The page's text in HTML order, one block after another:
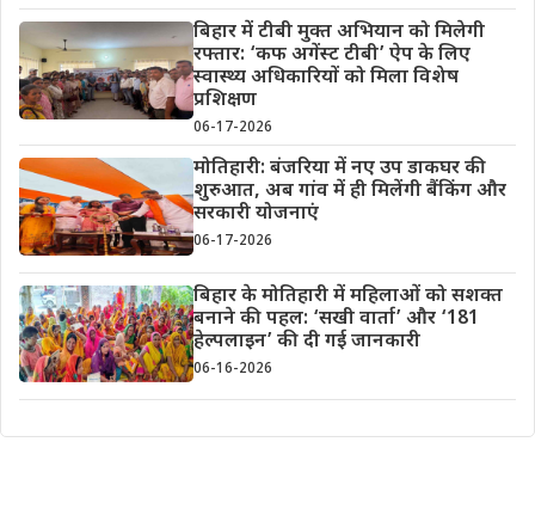
बिहार में टीबी मुक्त अभियान को मिलेगी
रफ्तार: ‘कफ अगेंस्ट टीबी’ ऐप के लिए
स्वास्थ्य अधिकारियों को मिला विशेष
प्रशिक्षण
06-17-2026
मोतिहारी: बंजरिया में नए उप डाकघर की
शुरुआत, अब गांव में ही मिलेंगी बैंकिंग और
सरकारी योजनाएं
06-17-2026
बिहार के मोतिहारी में महिलाओं को सशक्त
बनाने की पहल: ‘सखी वार्ता’ और ‘181
हेल्पलाइन’ की दी गई जानकारी
06-16-2026